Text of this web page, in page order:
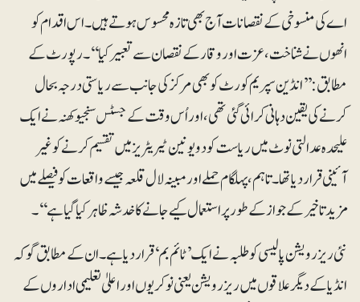
اے کی منسوخی کے نقصانات آج بھی تازہ محسوس ہوتے ہیں۔ اس اقدام کو
انھوں نے شناخت، عزت اور وقار کے نقصان سے تعبیر کیا‘‘۔ رپورٹ کے
مطابق: ’’انڈین سپریم کورٹ کو بھی مرکز کی جانب سے ریاستی درجہ بحال
کرنے کی یقین دہانی کرائی گئی تھی، اور اُس وقت کے جسٹس سنجیو کھنہ نے ایک
علیحدہ عدالتی نوٹ میں ریاست کو دو یونین ٹیریٹریز میں تقسیم کرنے کو غیر
آئینی قرار دیا تھا۔ تاہم، پہلگام حملے اور مبینہ لال قلعہ جیسے واقعات کو فیصلے میں
مزید تاخیر کے جواز کے طور پر استعمال کیے جانے کا خدشہ ظاہر کیا گیا ہے‘‘۔
نئی ریزرویشن پالیسی کو طلبہ نے ایک ’ٹائم بم‘قرار دیا ہے۔ ان کے مطابق گو کہ
انڈیا کے دیگر علاقوں میں ریزرویشن یعنی نوکریوں اور اعلیٰ تعلیمی اداروں کے